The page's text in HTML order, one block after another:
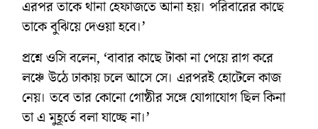
এরপর তাকে থানা হেফাজতে আনা হয়। পরিবারের কাছে
তাকে বুঝিয়ে দেওয়া হবে।’
প্রশ্নে ওসি বলেন, ‘বাবার কাছে টাকা না পেয়ে রাগ করে
লঞ্চে উঠে ঢাকায় চলে আসে সে। এরপরই হোটেলে কাজ
নেয়। তবে তার কোনো গোষ্ঠীর সঙ্গে যোগাযোগ ছিল কিনা
তা এ মুহূর্তে বলা যাচ্ছে না।’